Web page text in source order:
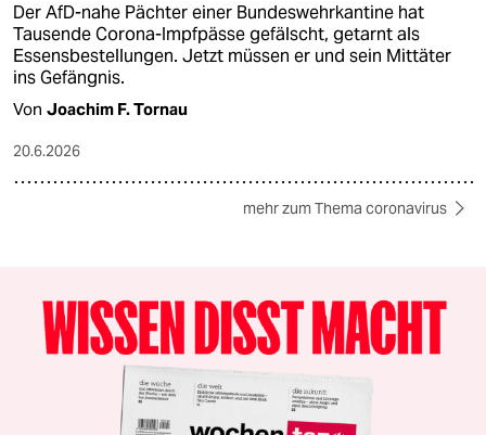
Der AfD-nahe Pächter einer Bundeswehrkantine hat
Tausende Corona-Impfpässe gefälscht, getarnt als
Essensbestellungen. Jetzt müssen er und sein Mittäter
ins Gefängnis.
Von Joachim F. Tornau
20.6.2026
mehr zum Thema coronavirus